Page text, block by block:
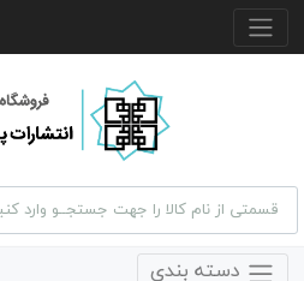
منو بالا
دسته بندی